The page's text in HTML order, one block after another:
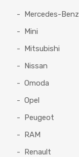
Mercedes-Benz
Mini
Mitsubishi
Nissan
Omoda
Opel
Peugeot
RAM
Renault